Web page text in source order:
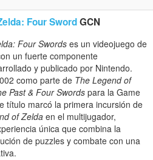
Four SwordGCN
Four Swords es un videojuego de
un fuerte componente
y publicado por Nintendo.
como parte de The Legend of
Past & Four Swords para la Game
título marcó la primera incursión de
of Zelda en el multijugador,
única que combina la
de puzzles y combate con una